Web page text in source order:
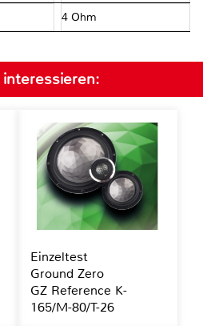
4 Ohm
interessieren:
Einzeltest
Ground Zero
GZ Reference K-
165/M-80/T-26